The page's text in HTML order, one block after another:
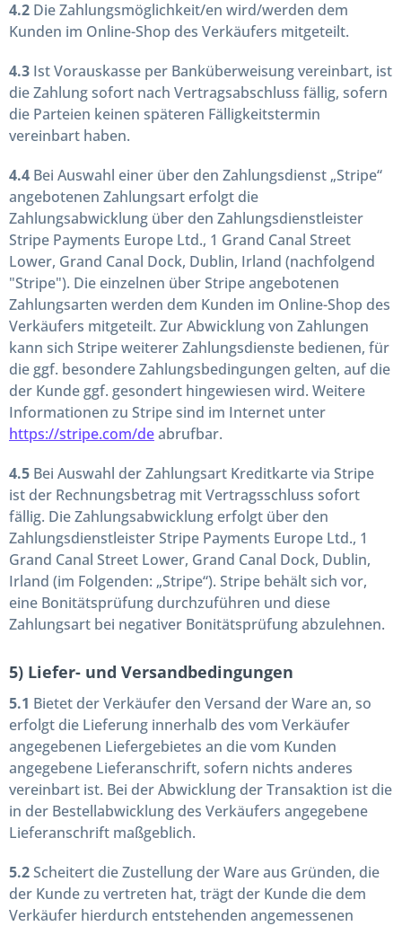
4.2 Die Zahlungsmöglichkeit/en wird/werden dem
Kunden im Online-Shop des Verkäufers mitgeteilt.
4.3 Ist Vorauskasse per Banküberweisung vereinbart, ist
die Zahlung sofort nach Vertragsabschluss fällig, sofern
die Parteien keinen späteren Fälligkeitstermin
vereinbart haben.
4.4 Bei Auswahl einer über den Zahlungsdienst „Stripe“
angebotenen Zahlungsart erfolgt die
Zahlungsabwicklung über den Zahlungsdienstleister
Stripe Payments Europe Ltd., 1 Grand Canal Street
Lower, Grand Canal Dock, Dublin, Irland (nachfolgend
"Stripe"). Die einzelnen über Stripe angebotenen
Zahlungsarten werden dem Kunden im Online-Shop des
Verkäufers mitgeteilt. Zur Abwicklung von Zahlungen
kann sich Stripe weiterer Zahlungsdienste bedienen, für
die ggf. besondere Zahlungsbedingungen gelten, auf die
der Kunde ggf. gesondert hingewiesen wird. Weitere
Informationen zu Stripe sind im Internet unter
https://stripe.com/deabrufbar.
4.5 Bei Auswahl der Zahlungsart Kreditkarte via Stripe
ist der Rechnungsbetrag mit Vertragsschluss sofort
fällig. Die Zahlungsabwicklung erfolgt über den
Zahlungsdienstleister Stripe Payments Europe Ltd., 1
Grand Canal Street Lower, Grand Canal Dock, Dublin,
Irland (im Folgenden: „Stripe“). Stripe behält sich vor,
eine Bonitätsprüfung durchzuführen und diese
Zahlungsart bei negativer Bonitätsprüfung abzulehnen.
5) Liefer- und Versandbedingungen
5.1 Bietet der Verkäufer den Versand der Ware an, so
erfolgt die Lieferung innerhalb des vom Verkäufer
angegebenen Liefergebietes an die vom Kunden
angegebene Lieferanschrift, sofern nichts anderes
vereinbart ist. Bei der Abwicklung der Transaktion ist die
in der Bestellabwicklung des Verkäufers angegebene
Lieferanschrift maßgeblich.
5.2Scheitert die Zustellung der Ware aus Gründen, die
der Kunde zu vertreten hat, trägt der Kunde die dem
Verkäufer hierdurch entstehenden angemessenen